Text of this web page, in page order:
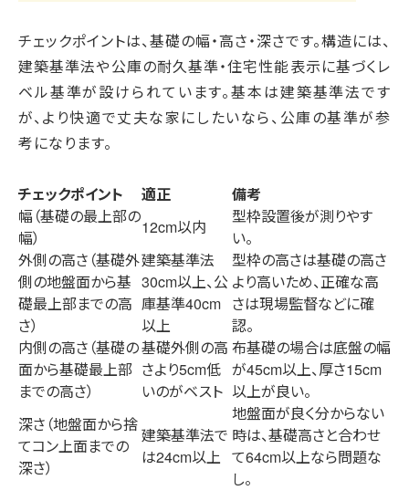
チェックポイントは、基礎の幅・高さ・深さです。構造には、
建築基準法や公庫の耐久基準・住宅性能表示に基づくレ
ベル基準が設けられています。基本は建築基準法です
が、より快適で丈夫な家にしたいなら、公庫の基準が参
考になります。
チェックポイント 適正
備考
幅（基礎の最上部の
幅）
12cm以内
型枠設置後が測りやす
い。
外側の高さ（基礎外
側の地盤面から基
礎最上部までの高
さ）
建築基準法
30cm以上、公
庫基準40cm
以上
型枠の高さは基礎の高さ
より高いため、正確な高
さは現場監督などに確
認。
内側の高さ（基礎の
面から基礎最上部
までの高さ）
基礎外側の高
さより5cm低
いのがベスト
布基礎の場合は底盤の幅
が45cm以上、厚さ15cm
以上が良い。
深さ（地盤面から捨
てコン上面までの
深さ）
建築基準法で
は24cm以上
地盤面が良く分からない
時は、基礎高さと合わせ
て64cm以上なら問題な
し。